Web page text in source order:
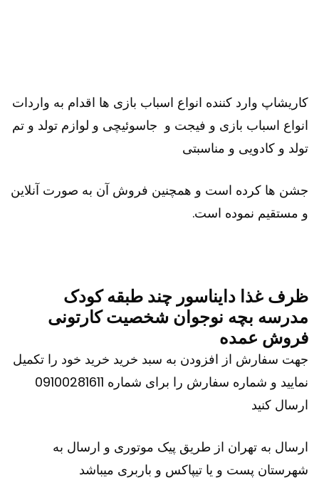
کاریشاپ وارد کننده انواع اسباب بازی ها اقدام به واردات
انواع اسباب بازی و فیجت و جاسوئیچی و لوازم تولد و تم
تولد و کادویی و مناسبتی
جشن ها کرده است و همچنین فروش آن به صورت آنلاین
و مستقیم نموده است.
ظرف غذا دایناسور چند طبقه کودک
مدرسه بچه نوجوان شخصیت کارتونی
فروش عمده
جهت سفارش از افزودن به سبد خرید خرید خود را تکمیل
نمایید و شماره سفارش را برای شماره 09100281611
ارسال کنید
ارسال به تهران از طریق پیک موتوری و ارسال به
شهرستان پست و یا تیپاکس و باربری میباشد